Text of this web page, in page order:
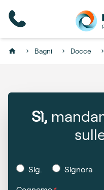
Home Bagni Docce
Sì,
Sig. Signora